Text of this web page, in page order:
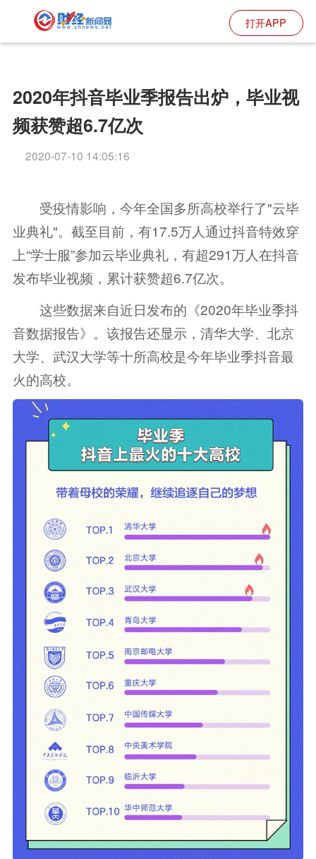
打开APP
2020年抖音毕业季报告出炉，毕业视
频获赞超6.7亿次
2020-07-10 14:05:16
受疫情影响，今年全国多所高校举行了"云毕
业典礼"。截至目前，有17.5万人通过抖音特效穿
上“学士服”参加云毕业典礼，有超291万人在抖音
发布毕业视频，累计获赞超6.7亿次。
这些数据来自近日发布的《2020年毕业季抖
音数据报告》。该报告还显示，清华大学、北京
大学、武汉大学等十所高校是今年毕业季抖音最
火的高校。